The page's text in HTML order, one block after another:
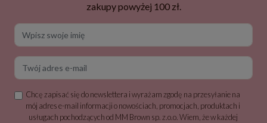
zakupy powyżej 100 zł.
Chcę zapisać się do newslettera i wyrażam zgodę na przesyłanie na
mój adres e-mail informacji o nowościach, promocjach, produktach i
usługach pochodzących od MM Brown sp. z.o.o. Wiem, że w każdej